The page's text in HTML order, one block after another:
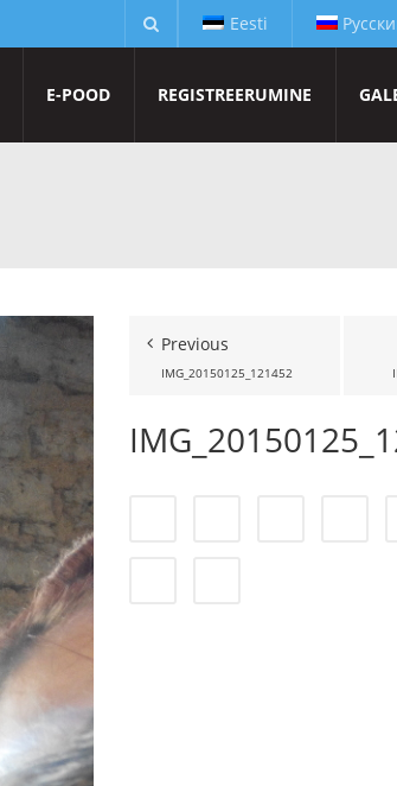
Eesti
E-POOD REGISTREERUMINE
Previous
IMG_20150125_121452